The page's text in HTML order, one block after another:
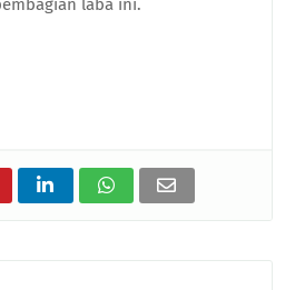
laba ini.